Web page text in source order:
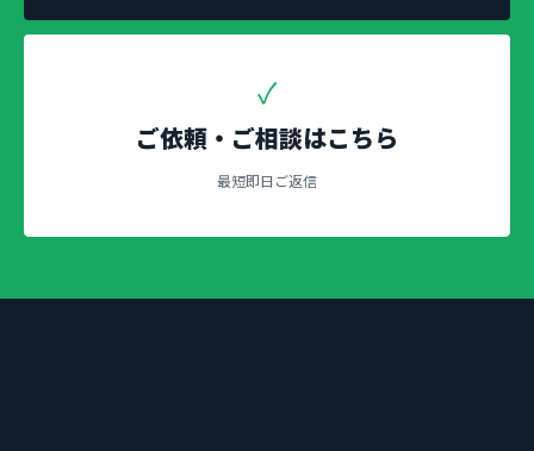
✓
ご依頼・ご相談はこちら
最短即日ご返信